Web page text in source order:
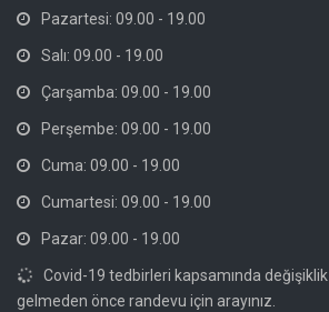
Pazartesi: 09.00 - 19.00
Salı: 09.00 - 19.00
Çarşamba: 09.00 - 19.00
Perşembe: 09.00 - 19.00
Cuma: 09.00 - 19.00
Cumartesi: 09.00 - 19.00
Pazar: 09.00 - 19.00
Covid-19 tedbirleri kapsamında
gelmeden önce randevu için arayınız.